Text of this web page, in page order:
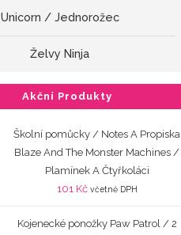
Unicorn / Jednorožec
Želvy Ninja
Akční Produkty
Školní pomůcky / Notes A Propiska
Blaze And The Monster Machines /
Plamínek A Čtyřkoláci
101 Kč včetně DPH
Kojenecké ponožky Paw Patrol / 2